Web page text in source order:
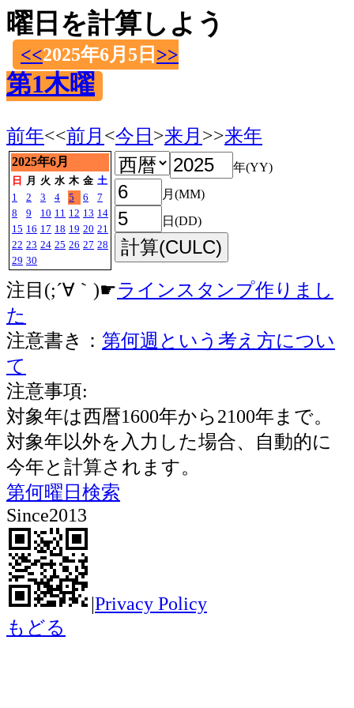
曜日を計算しよう
<<2025年6月5日 >>
第1木曜
前年<<前月 <今日 >来月 >>来年
2025年6月
日 月 火 水 木 金 土
1
2 3 4 5 6
7
8
9 10 11 12 13 14
15 16 17 18 19 20 21
22 23 24 25 26 27 28
29 30
年(YY)
月(MM)
日(DD)
注目(;´∀｀)☛ラインスタンプ作りまし
た
注意書き： 第何週という考え方につい
て
注意事項:
対象年は西暦1600年から2100年まで。
対象年以外を入力した場合、自動的に
今年と計算されます。
第何曜日検索
Since2013
|Privacy Policy
もどる